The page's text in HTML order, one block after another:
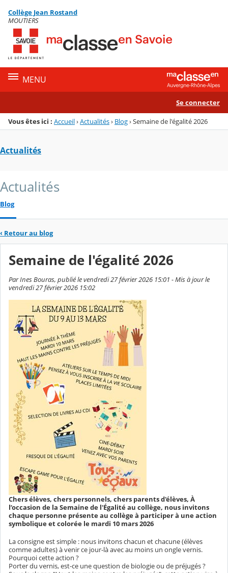
Menu de la rubrique
Contenu
Collège Jean Rostand
MOUTIERS
MENU
Se connecter
Vous êtes ici : Accueil›Actualités› Blog›Semaine de l'égalité 2026
Actualités
Actualités
Blog
‹ Retour au blog
Semaine de l'égalité 2026
Par Ines Bouras, publié le vendredi 27 février 2026 15:01 - Mis à jour le
vendredi 27 février 2026 15:02
Chers élèves, chers personnels, chers parents d'élèves, À
l’occasion de la Semaine de l'Égalité au collège, nous invitons
chaque personne présente au collège à participer à une action
symbolique et colorée le mardi 10 mars 2026
La consigne est simple : nous invitons chacun et chacune (élèves
comme adultes) à venir ce jour-là avec au moins un ongle vernis.
Pourquoi cette action ?
Porter du vernis, est-ce une question de biologie ou de préjugés ?